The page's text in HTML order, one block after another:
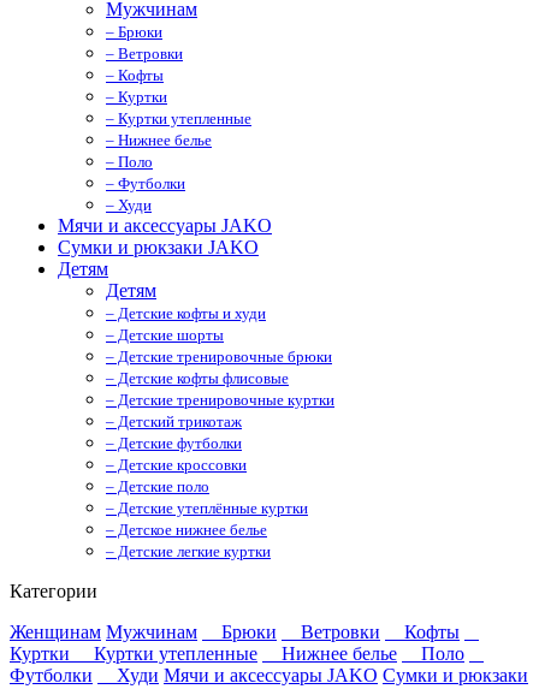
Мужчинам
– Брюки
– Ветровки
– Кофты
– Куртки
– Куртки утепленные
– Нижнее белье
– Поло
– Футболки
– Худи
Мячи и аксессуары JAKO
Сумки и рюкзаки JAKO
Детям
Детям
– Детские кофты и худи
– Детские шорты
– Детские тренировочные брюки
– Детские кофты флисовые
– Детские тренировочные куртки
– Детский трикотаж
– Детские футболки
– Детские кроссовки
– Детские поло
– Детские утеплённые куртки
– Детское нижнее белье
– Детские легкие куртки
Категории
Женщинам Мужчинам Брюки Ветровки
Кофты
Куртки
Куртки утепленные Нижнее белье
Поло
Футболки
Худи Мячи и аксессуары JAKO Сумки и рюкзаки